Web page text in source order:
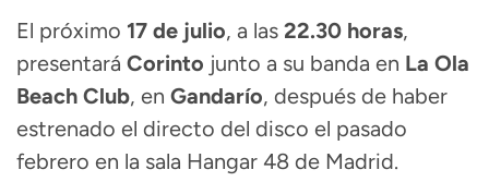
El próximo 17 de julio, a las 22.30 horas,
presentará Corinto junto a su banda en La Ola
Beach Club, en Gandarío, después de haber
estrenado el directo del disco el pasado
febrero en la sala Hangar 48 de Madrid.